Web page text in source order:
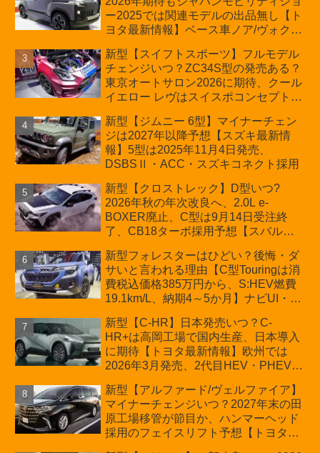
周年記念車発売
ー2025では関連モデルの出品無し【ト
ヨタ最新情報】ベース車ノア/ヴォクシ
ほか「コア」と「ツール」、デリカ
D:5対抗のクロスオーバーSUVミニバ
ン
新型【スイフトスポーツ】フルモデル
チェンジいつ？ZC34S型の発売ある？
東京オートサロン2026に期待、クール
イエロー レヴはスイスポコンセプト
プが争点【スズキ最新情報】特別仕様
車「ZC33S Final Edition」終了
新型【ジムニー 6型】マイナーチェン
ジは2027年以降予想【スズキ最新情
報】5型は2025年11月4日発売、
DSBSⅡ・ACC・スズキコネクト採用
新型【クロストレック】D型いつ?
2026年秋の年次改良へ、2.0L e-
BOXER廃止、C型は9月14日受注終
了、CB18ターボ採用予想【スバル最
新型フォレスターはひどい？後悔・ダ
サいと言われる理由【C型Touringは消
費税込価格385万円から、S:HEV燃費
19.1km/L、納期4～5か月】ナビUI・冬
カーオブザイヤーとJNCAP大賞受賞後
も残る注意点
新型【C-HR】日本発売いつ？C-
HR+は高岡工場で国内生産、日本導入
に期待【トヨタ最新情報】欧州では
2026年3月発売、2代目HEV・PHEVは
新型【アルファード/ヴェルファイア】
マイナーチェンジいつ？2027年末の田
原工場移管が節目か、ハンマーヘッド
採用のフェイスリフト予想【トヨタ最